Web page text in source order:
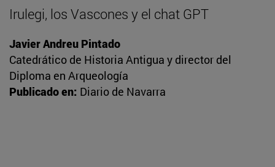
Irulegi, los Vascones y el chat GPT
Javier Andreu Pintado
Catedrático de Historia Antigua y director del
Diploma en Arqueología
Publicado en: Diario de Navarra